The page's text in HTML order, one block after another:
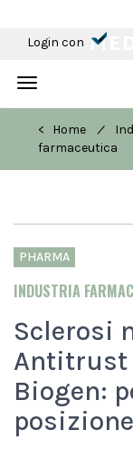
Login con
Toggle
< Home
/
farmaceutica
PHARMA
INDUSTRIA
Sclerosi
Antitrust
Biogen: